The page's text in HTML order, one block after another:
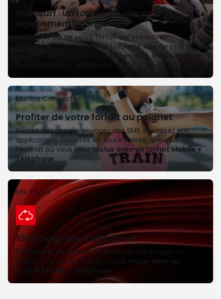
Multisurf : Un forfait, plusieurs
équipements connectés
Utilisez les Go de votre forfait sur vos autres
équipements compatibles (tablette, box de poche…)
grâce à une carte SIM supplémentaire. Inclus avec un
Montre Connectée
Profiter de votre forfait au poignet
Passez des appels, envoyez des SMS et utilisez vos
applications favorites en toute liberté, quel que soit
l’endroit où vous allez. Inclus avec un forfait Mobile +
Téléphone
SFR Cloud
1000 Gogrâce à SFR Cloud
Plus besoin de penser à transférer ses images ou
vidéos grâce aux 1000 Go cloud.
forfait Mobile + Téléphone